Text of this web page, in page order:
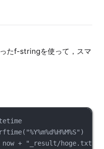
たf-stringを使って，スマ
+ "_result/hoge.txt"